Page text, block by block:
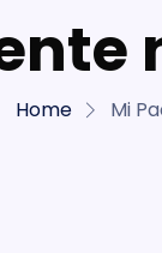
Home Mi